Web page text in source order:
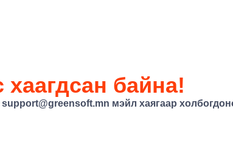
байна!
support@greensoft.mn мэйл хаягаар